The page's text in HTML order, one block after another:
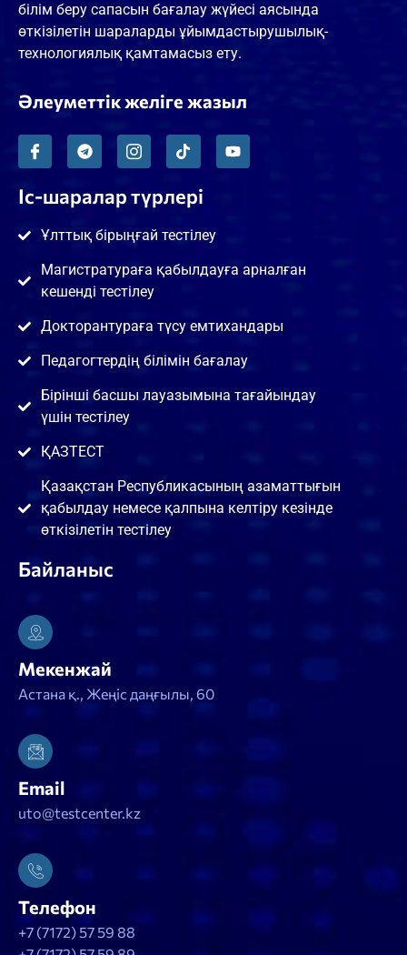
білім беру сапасын бағалау жүйесі аясында
өткізілетін шараларды ұйымдастырушылық-
технологиялық қамтамасыз ету.
Әлеуметтік желіге жазыл
Іс-шаралар түрлері
Ұлттық бірыңғай тестілеу
Магистратураға қабылдауға арналған
кешенді тестілеу
Докторантураға түсу емтихандары
Педагогтердің білімін бағалау
Бірінші басшы лауазымына тағайындау
үшін тестілеу
ҚАЗТЕСТ
Қазақстан Республикасының азаматтығын
қабылдау немесе қалпына келтіру кезінде
өткізілетін тестілеу
Байланыс
Мекенжай
Астана қ., Жеңіс даңғылы, 60
Email
uto@testcenter.kz
Телефон
+7 (7172) 57 59 88